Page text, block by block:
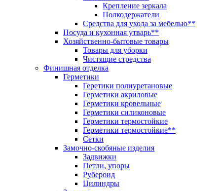
Крепление зеркала
Полкодержатели
Средства для ухода за мебелью**
Посуда и кухонная утварь**
Хозяйственно-бытовые товары
Товары для уборки
Чистящие стредства
Финишная отделка
Герметики
Геретики полиуретановые
Герметики акриловые
Герметики кровельные
Герметики силиконовые
Герметики термостойкие
Герметики термостойкие**
Сетки
Замочно-скобяные изделия
Задвижки
Петли, упоры
Рубероид
Цилиндры